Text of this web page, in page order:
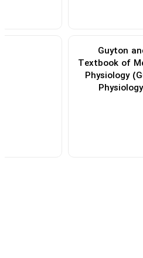
Guyton
Textbook of
Physiology